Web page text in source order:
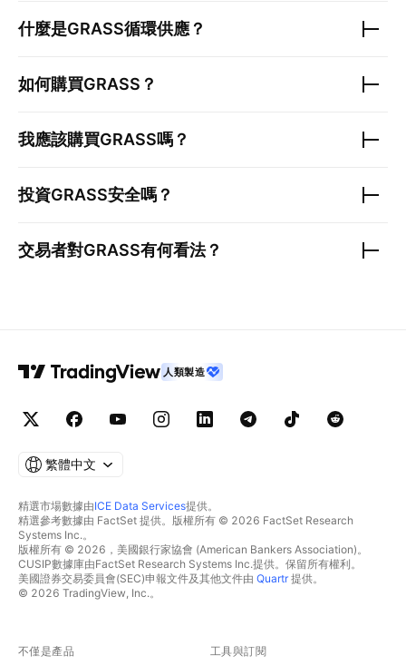
什麼是GRASS循環供應？
如何購買GRASS ？
我應該購買GRASS嗎？
投資GRASS安全嗎？
交易者對GRASS有何看法？
人類製造
繁體中文
精選市場數據由ICE Data Services提供。
精選參考數據由 FactSet 提供。版權所有 © 2026 FactSet Research
Systems Inc.。
版權所有 © 2026，美國銀行家協會 (American Bankers Association)。
CUSIP數據庫由FactSet Research Systems Inc.提供。保留所有權利。
美國證券交易委員會(SEC)申報文件及其他文件由 Quartr提供。
© 2026 TradingView, Inc.。
不僅是產品 工具與訂閱